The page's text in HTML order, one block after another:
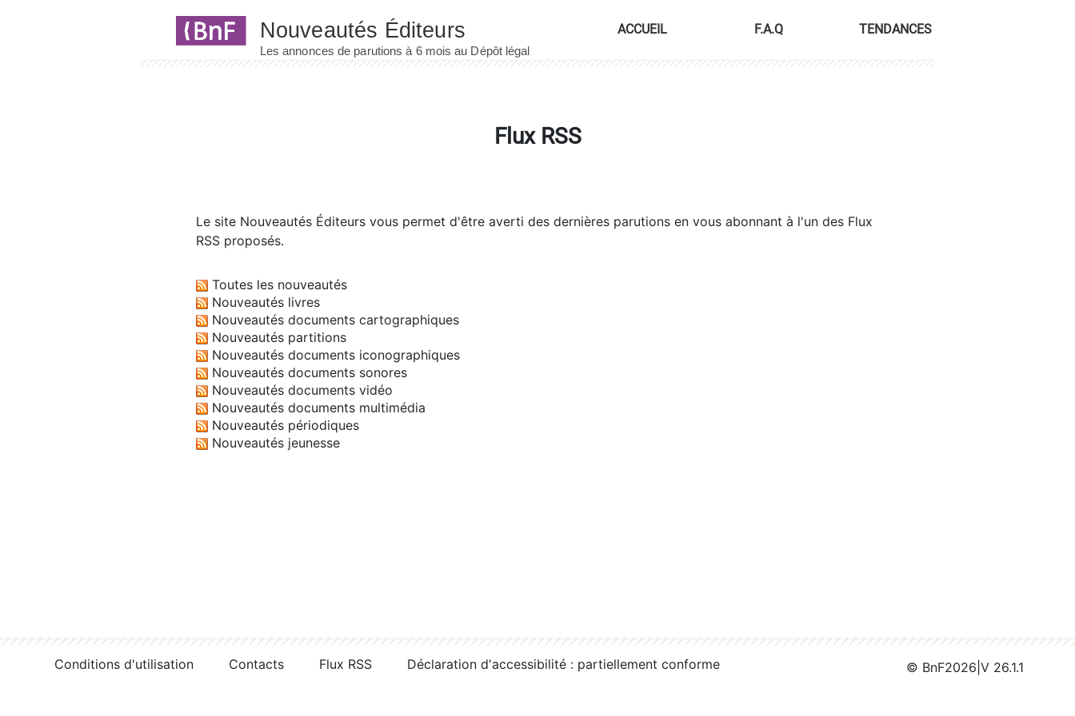
ACCUEIL F.A.Q TENDANCES
Flux RSS
Le site Nouveautés Éditeurs vous permet d'être averti des dernières parutions en vous abonnant à l'un des Flux
RSS proposés.
Toutes les nouveautés
Nouveautés livres
Nouveautés documents cartographiques
Nouveautés partitions
Nouveautés documents iconographiques
Nouveautés documents sonores
Nouveautés documents vidéo
Nouveautés documents multimédia
Nouveautés périodiques
Nouveautés jeunesse
Conditions d'utilisation Contacts Flux RSS Déclaration d'accessibilité : partiellement conforme © BnF2026 V 26.1.1